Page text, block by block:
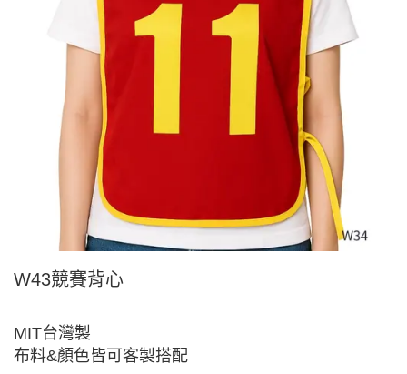
W43競賽背心
MIT台灣製
布料&顏色皆可客製搭配